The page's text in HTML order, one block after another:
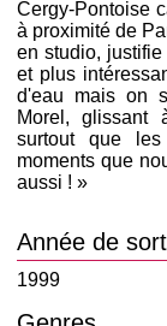
Cergy-Pontoise
à proximité de
en studio,
et plus
d'eau mais on
Morel, glissant
surtout que les
moments que
aussi ! »
Année de
1999